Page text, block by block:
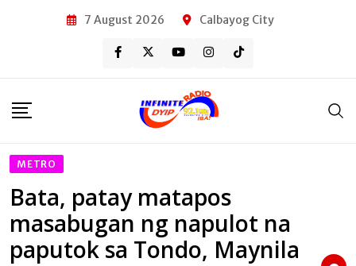
7 August 2026 Calbayog City
METRO
Bata, patay matapos
masabugan ng napulot na
paputok sa Tondo, Maynila